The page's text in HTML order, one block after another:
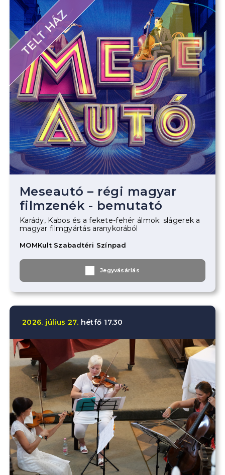
TELT HÁZ
Meseautó – régi magyar
filmzenék - bemutató
Karády, Kabos és a fekete-fehér álmok: slágerek a
magyar filmgyártás aranykorából
MOMKult Szabadtéri Színpad
Jegyvásárlás
2026. július 27. hétfő 17.30